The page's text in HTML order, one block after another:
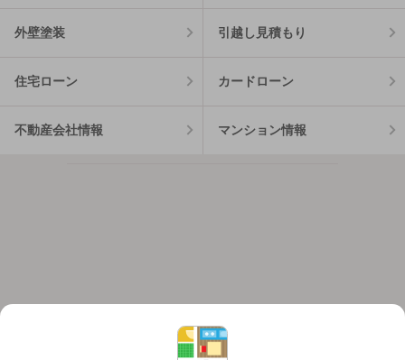
外壁塗装 引越し見積もり
住宅ローン カードローン
不動産会社情報 マンション情報